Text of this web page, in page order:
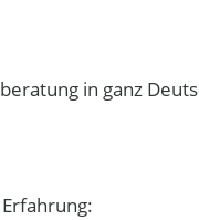
in ganz